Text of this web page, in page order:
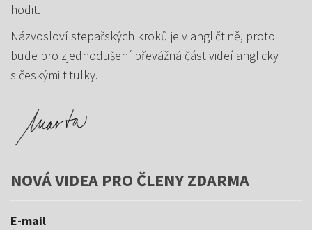
hodit.
Názvosloví stepařských kroků je v angličtině, proto
bude pro zjednodušení převážná část videí anglicky
s českými titulky.
NOVÁ VIDEA PRO ČLENY ZDARMA
E-mail